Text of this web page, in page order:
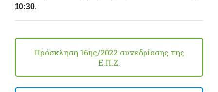
10:30.
Πρόσκληση 16ης/2022 συνεδρίασης της
Ε.Π.Ζ.